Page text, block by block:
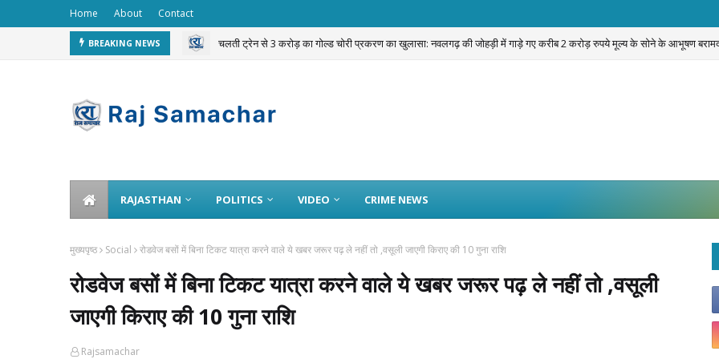
Home About Contact
BREAKING NEWS चलती ट्रेन से 3 करोड़ का गोल्ड चोरी प्रकरण का खुलासा: नवलगढ़ की जोहड़ी में गाड़े गए करीब 2 करोड़ रुपये मूल्य के सोने के आभूषण
RAJASTHAN POLITICS VIDEO CRIME NEWS
मुख्यपृष्ठ Social रोडवेज बसों में बिना टिकट यात्रा करने वाले ये खबर जरूर पढ़ ले नहीं तो ,वसूली जाएगी किराए की 10 गुना राशि
रोडवेज बसों में बिना टिकट यात्रा करने वाले ये खबर जरूर पढ़ ले नहीं तो ,वसूली
जाएगी किराए की 10 गुना राशि
Rajsamachar